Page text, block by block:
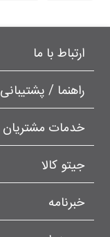
ارتباط با ما
راهنما / پشتیبانی
خدمات مشتریان
جیتو کالا
خبرنامه